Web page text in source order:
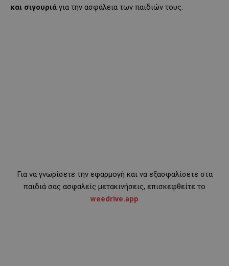
και σιγουριά για την ασφάλεια των παιδιών τους.
Για να γνωρίσετε την εφαρμογή και να εξασφαλίσετε στα
παιδιά σας ασφαλείς μετακινήσεις, επισκεφθείτε το
weedrive.app